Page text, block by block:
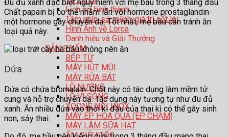
Lịch sử hình thành
Tầm nhìn-sứ mệnh-giá trị cốt lõi
Hình Ảnh về Lorca
Danh hiệu và Giải Thưởng
SẢN PHẨM
BẾP TỪ
MÁY HÚT MÙI
MÁY RỬA BÁT
LÒ NƯỚNG
LÒ VI SÓNG
XOONG NỒI INOX
MÁY ÉP HOA QUẢ (ÉP CHẬM)
MÁY LÀM SỮA HẠT
Đu đủ xanh đặc biệt nguy hiểm với mẹ bầu trong 3 tháng đầu.
Chất papain bị cơ thể nhầm lẫn với hormone prostaglandin-
một hormone gây chuyển dạ. Tốt nhất, mẹ bầu cần tránh ăn
loại quả này.
Dứa
Dứa có chứa bromalain. Chất này có tác dụng làm mềm tử
cung và hỗ trợ chuyển dạ. Tác dụng này tương tự như đu đủ
xanh. Ăn nhiều dứa vào thời kì đầu của thai kì có thể gây sinh
non, sảy thai.